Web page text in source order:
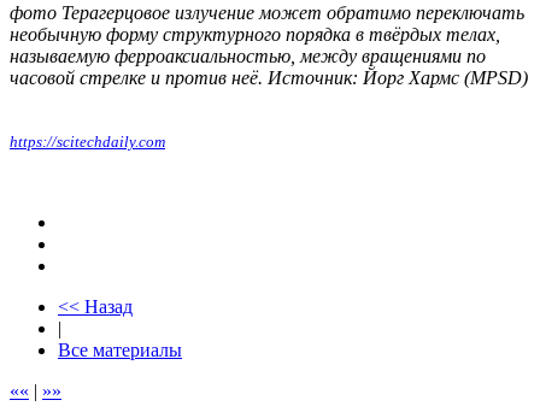
фото Терагерцовое излучение может обратимо переключать
необычную форму структурного порядка в твёрдых телах,
называемую ферроаксиальностью, между вращениями по
часовой стрелке и против неё. Источник: Йорг Хармс (MPSD)
https://scitechdaily.com
<< Назад
|
Все материалы
«« | »»